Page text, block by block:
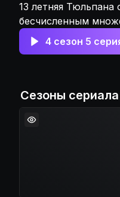
13 летняя Тюльпана
бесчисленным
своей собственной
4 сезон 5
Сезоны